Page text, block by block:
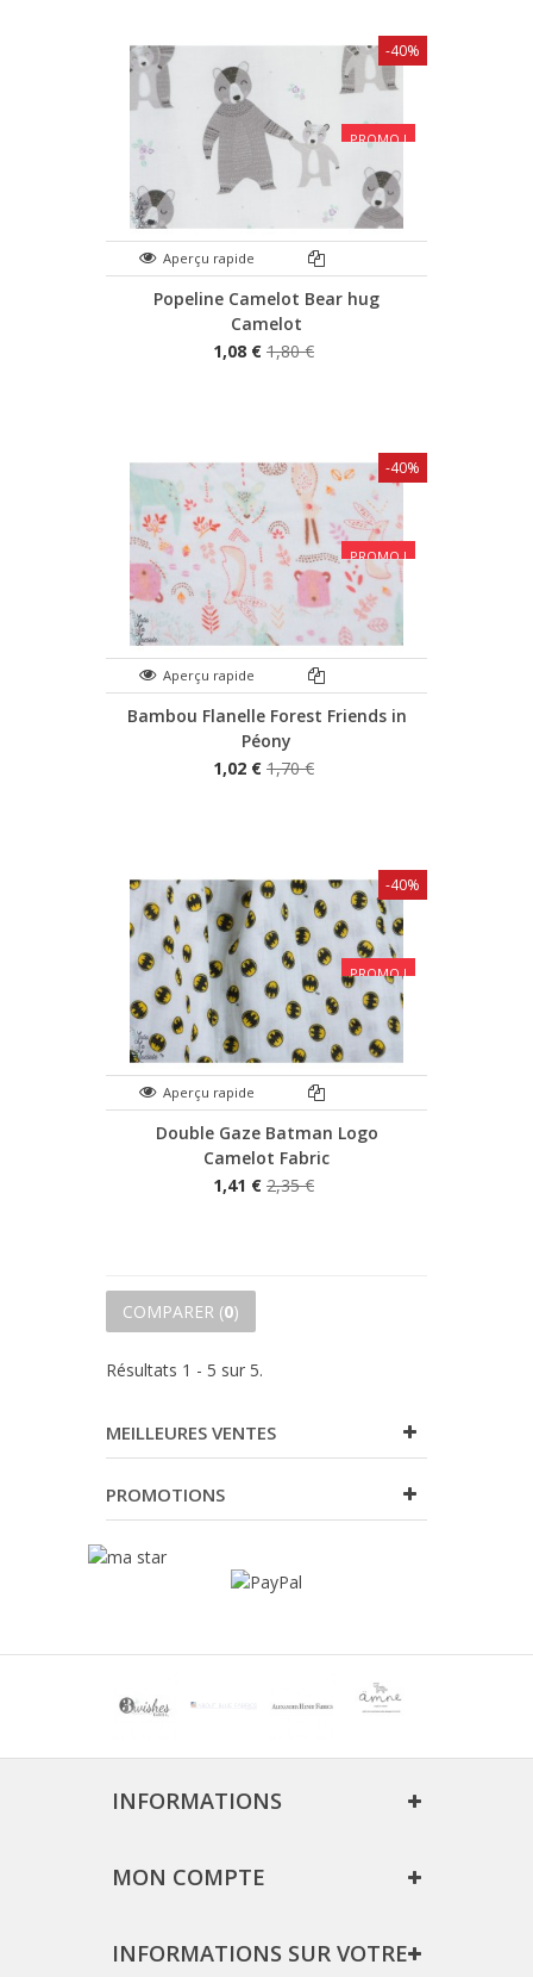
PROMO !
Aperçu rapide
Popeline Camelot Bear hug
Camelot
1,08 € 1,80 €
-40%
PROMO !
Aperçu rapide
Bambou Flanelle Forest Friends in
Péony
1,02 € 1,70 €
-40%
PROMO !
Aperçu rapide
Double Gaze Batman Logo
Camelot Fabric
1,41 € 2,35 €
-40%
COMPARER (0)
Résultats 1 - 5 sur 5.
MEILLEURES VENTES
PROMOTIONS
INFORMATIONS
MON COMPTE
INFORMATIONS SUR VOTRE